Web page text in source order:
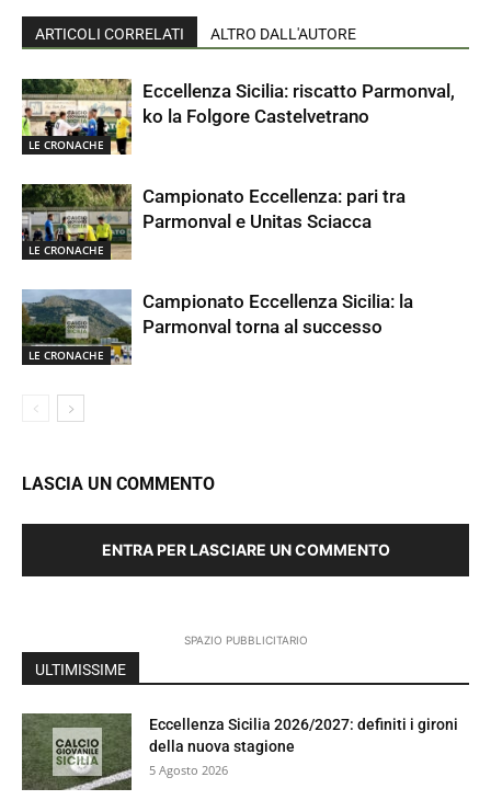
ARTICOLI CORRELATI ALTRO DALL'AUTORE
LE CRONACHE
Eccellenza Sicilia: riscatto Parmonval,
ko la Folgore Castelvetrano
LE CRONACHE
Campionato Eccellenza: pari tra
Parmonval e Unitas Sciacca
LE CRONACHE
Campionato Eccellenza Sicilia: la
Parmonval torna al successo
LASCIA UN COMMENTO
ENTRA PER LASCIARE UN COMMENTO
SPAZIO PUBBLICITARIO
ULTIMISSIME
Eccellenza Sicilia 2026/2027: definiti i gironi
della nuova stagione
5 Agosto 2026